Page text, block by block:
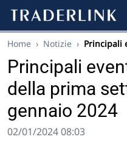
Home › Notizie › Principali
Principali
della prima
gennaio 2024
02/01/2024 08:03